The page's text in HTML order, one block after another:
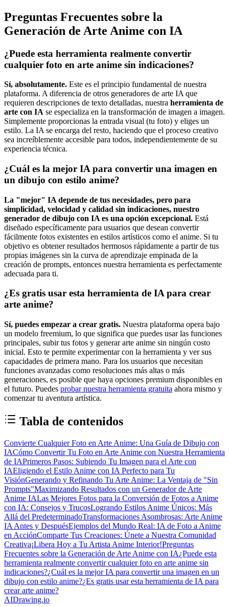
Preguntas Frecuentes sobre la
Generación de Arte Anime con IA
¿Puede esta herramienta realmente convertir
cualquier foto en arte anime sin indicaciones?
Sí, absolutamente. Este es el principio fundamental de nuestra
plataforma. A diferencia de otros generadores de arte IA que
requieren descripciones de texto detalladas, nuestra herramienta de
arte con IA se especializa en la transformación de imagen a imagen.
Simplemente proporcionas la entrada visual (tu foto) y eliges un
estilo. La IA se encarga del resto, haciendo que el proceso creativo
sea increíblemente accesible para todos, independientemente de su
experiencia técnica.
¿Cuál es la mejor IA para convertir una imagen en
un dibujo con estilo anime?
La "mejor" IA depende de tus necesidades, pero para
simplicidad, velocidad y calidad sin indicaciones, nuestro
generador de dibujo con IA es una opción excepcional. Está
diseñado específicamente para usuarios que desean convertir
fácilmente fotos existentes en estilos artísticos como el anime. Si tu
objetivo es obtener resultados hermosos rápidamente a partir de tus
propias imágenes sin la curva de aprendizaje empinada de la
creación de prompts, entonces nuestra herramienta es perfectamente
adecuada para ti.
¿Es gratis usar esta herramienta de IA para crear
arte anime?
Sí, puedes empezar a crear gratis. Nuestra plataforma opera bajo
un modelo freemium, lo que significa que puedes usar las funciones
principales, subir tus fotos y generar arte anime sin ningún costo
inicial. Esto te permite experimentar con la herramienta y ver sus
capacidades de primera mano. Para los usuarios que necesitan
funciones avanzadas como resoluciones más altas o más
generaciones, es posible que haya opciones premium disponibles en
el futuro. Puedes probar nuestra herramienta gratuita ahora mismo y
comenzar tu aventura artística.
Tabla de contenidos
Convierte Cualquier Foto en Arte Anime: Una Guía de Dibujo con
IACómo Convertir Tu Foto en Arte Anime con Nuestra Herramienta
de IAPrimeros Pasos: Subiendo Tu Imagen para el Arte con
IAEligiendo el Estilo Anime con IA Perfecto para Tu
VisiónGenerando y Refinando Tu Arte Anime: La Ventaja de "Sin
Prompts"Maximizando Resultados con un Generador de Arte
Anime IALas Mejores Fotos para la Conversión de Fotos a Anime
con IA: Consejos y TrucosLogrando Estilos Anime Únicos: Más
Allá del PredeterminadoTransformaciones Asombrosas: Arte Anime
IA Antes y DespuésEjemplos del Mundo Real: IA de Foto a Anime
en AcciónComparte Tus Creaciones: Únete a Nuestra Comunidad
Creativa¡Libera Hoy a Tu Artista Anime Interior!Preguntas
Frecuentes sobre la Generación de Arte Anime con IA¿Puede esta
herramienta realmente convertir cualquier foto en arte anime sin
indicaciones?¿Cuál es la mejor IA para convertir una imagen en un
dibujo con estilo anime?¿Es gratis usar esta herramienta de IA para
crear arte anime?
AIDrawing.io